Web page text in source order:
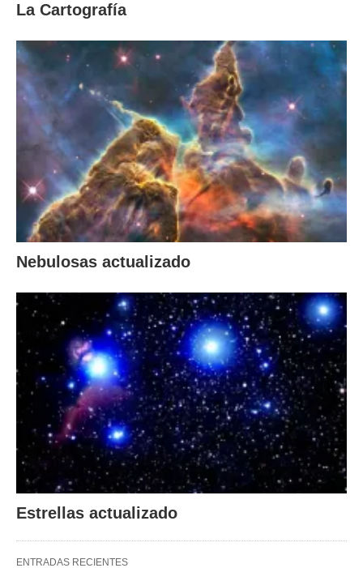
La Cartografía
Nebulosas actualizado
Estrellas actualizado
ENTRADAS RECIENTES